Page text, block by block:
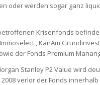
oder werden sogar ganz
Krisenfonds
, KanAm
der Fonds Premium
Stanley P2 Value wird
verlor der Fonds